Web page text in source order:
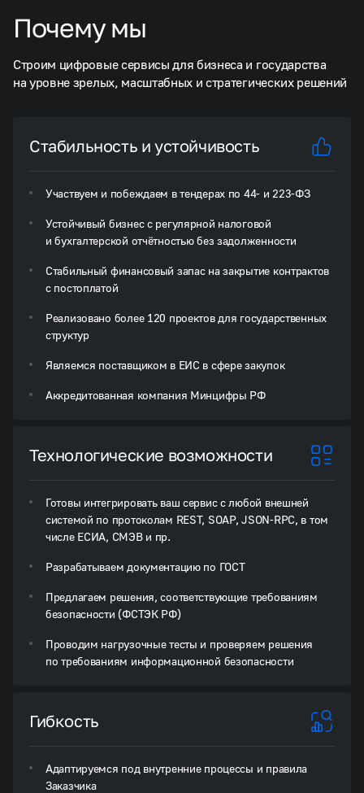
Почему мы
Строим цифровые сервисы для бизнеса и государства
на уровне зрелых, масштабных и стратегических решений
Стабильность и устойчивость
Участвуем и побеждаем в тендерах по 44- и 223-ФЗ
Устойчивый бизнес с регулярной налоговой
и бухгалтерской отчётностью без задолженности
Стабильный финансовый запас на закрытие контрактов
с постоплатой
Реализовано более 120 проектов для государственных
структур
Являемся поставщиком в ЕИС в сфере закупок
Аккредитованная компания Минцифры РФ
Технологические возможности
Готовы интегрировать ваш сервис с любой внешней
системой по протоколам REST, SOAP, JSON-RPC, в том
числе ЕСИА, СМЭВ и пр.
Разрабатываем документацию по ГОСТ
Предлагаем решения, соответствующие требованиям
безопасности (ФСТЭК РФ)
Проводим нагрузочные тесты и проверяем решения
по требованиям информационной безопасности
Гибкость
Адаптируемся под внутренние процессы и правила
Заказчика